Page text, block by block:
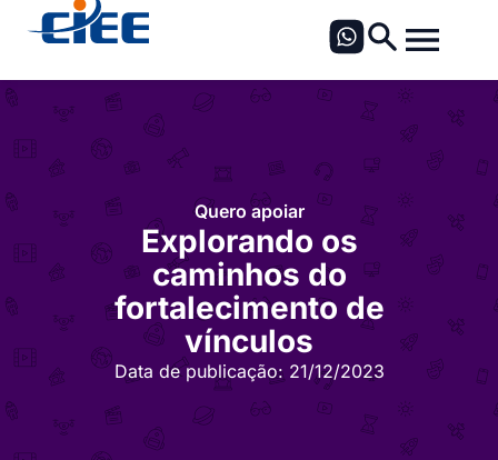
Quero apoiar
Explorando os
caminhos do
fortalecimento de
vínculos
Data de publicação: 21/12/2023